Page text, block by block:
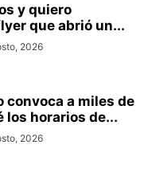
y quiero
que abrió un...
2026
convoca a miles de
los horarios de...
2026